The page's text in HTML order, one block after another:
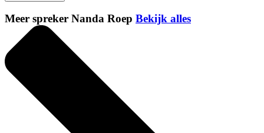
Meer spreker Nanda Roep Bekijk alles